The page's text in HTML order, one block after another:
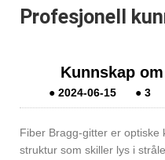
Profesjonell
Kunnskap
● 2024-06-15 ● 3
Fiber Bragg-gitter er
struktur som skiller lys i